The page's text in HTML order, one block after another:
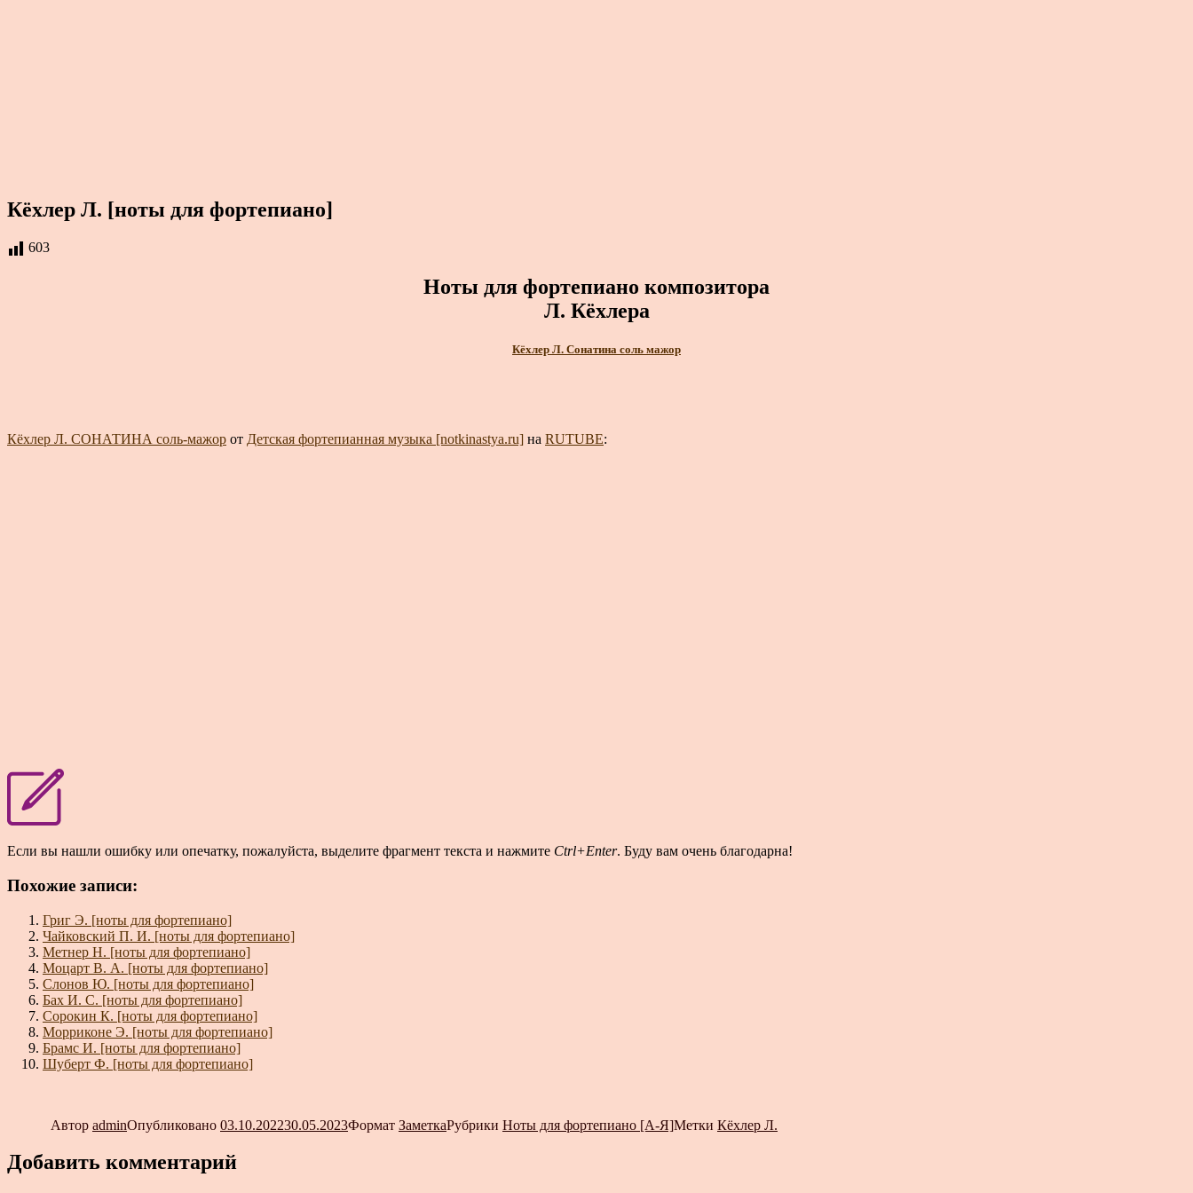
Кёхлер Л. [ноты для фортепиано]
603
Ноты для фортепиано композитора
Л. Кёхлера
Кёхлер Л. Сонатина соль мажор
Кёхлер Л. СОНАТИНА соль-мажор от Детская фортепианная музыка [notkinastya.ru] на RUTUBE:
Если вы нашли ошибку или опечатку, пожалуйста, выделите фрагмент текста и нажмите Ctrl+Enter. Буду вам очень благодарна!
Похожие записи:
Григ Э. [ноты для фортепиано]
Чайковский П. И. [ноты для фортепиано]
Метнер Н. [ноты для фортепиано]
Моцарт В. А. [ноты для фортепиано]
Слонов Ю. [ноты для фортепиано]
Бах И. С. [ноты для фортепиано]
Сорокин К. [ноты для фортепиано]
Морриконе Э. [ноты для фортепиано]
Брамс И. [ноты для фортепиано]
Шуберт Ф. [ноты для фортепиано]
Автор adminОпубликовано 03.10.202230.05.2023Формат ЗаметкаРубрики Ноты для фортепиано [А-Я]Метки Кёхлер Л.
Добавить комментарий